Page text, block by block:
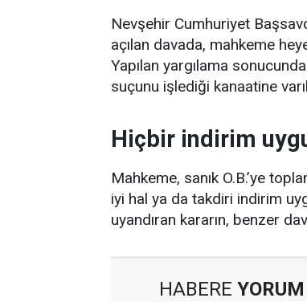
Nevşehir Cumhuriyet
açılan davada, mahkeme
Yapılan yargılama
suçunu işlediği kanaatine
Hiçbir indirim
Mahkeme, sanık O.B.’ye
iyi hal ya da takdiri indirim
uyandıran kararın, benzer
HABERE